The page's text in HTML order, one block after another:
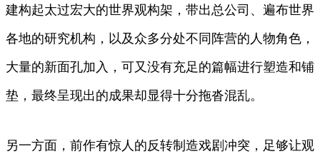
建构起太过宏大的世界观构架，带出总公司、遍布世界
各地的研究机构，以及众多分处不同阵营的人物角色，
大量的新面孔加入，可又没有充足的篇幅进行塑造和铺
垫，最终呈现出的成果却显得十分拖沓混乱。
另一方面，前作有惊人的反转制造戏剧冲突，足够让观